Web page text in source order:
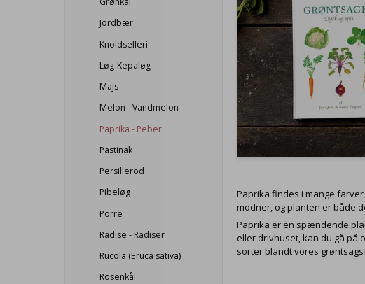
Jordbær
Knoldselleri
Løg-Kepaløg
Majs
Melon - Vandmelon
Paprika - Peber
Pastinak
Persillerod
Pibeløg
Porre
Radise - Radiser
Rucola (Eruca sativa)
Rosenkål
Paprika findes i mange
modner, og planten er både
Paprika er en spændende
eller drivhuset, kan du gå på
sorter blandt vores